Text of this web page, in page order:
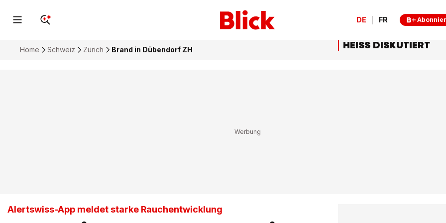
DE FR
Home Schweiz Zürich Brand in Dübendorf ZH
Alertswiss-App meldet starke Rauchentwicklung
HEISS DISKUTIERT